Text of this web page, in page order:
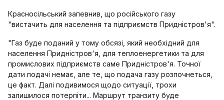
Красносільський запевнив, що російського газу
"вистачить для населення та підприємств Придністров'я".
"Газ буде поданий у тому обсязі, який необхідний для
населення Придністров'я, для теплоенергетики та для
промислових підприємств саме Придністров'я. Точної
дати подачі немає, але те, що подача газу розпочнеться,
це факт. Далі подивимося щодо ситуації, трохи
залишилося потерпіти... Маршрут транзиту буде